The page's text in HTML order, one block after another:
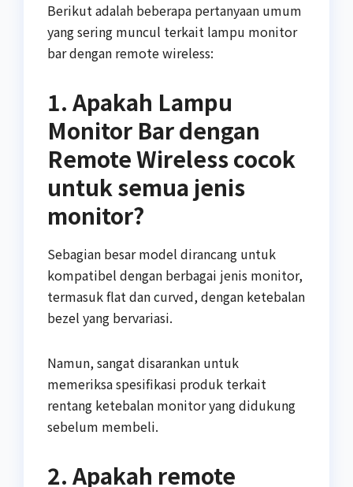
Berikut adalah beberapa pertanyaan umum
yang sering muncul terkait lampu monitor
bar dengan remote wireless:
1. Apakah Lampu
Monitor Bar dengan
Remote Wireless cocok
untuk semua jenis
monitor?
Sebagian besar model dirancang untuk
kompatibel dengan berbagai jenis monitor,
termasuk flat dan curved, dengan ketebalan
bezel yang bervariasi.
Namun, sangat disarankan untuk
memeriksa spesifikasi produk terkait
rentang ketebalan monitor yang didukung
sebelum membeli.
2. Apakah remote